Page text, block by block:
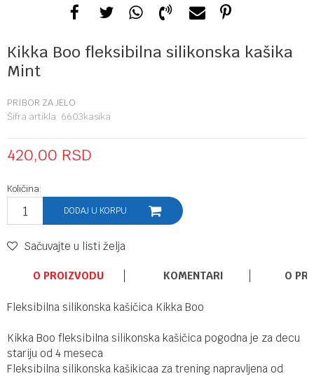
Kikka Boo fleksibilna silikonska kašika
Mint
PRIBOR ZA JELO
Šifra artikla: 6603kasika
420,00 RSD
Količina:
DODAJ U KORPU
Sačuvajte u listi želja
O PROIZVODU KOMENTARI O
Fleksibilna silikonska kašičica Kikka Boo
Kikka Boo fleksibilna silikonska kašičica pogodna je za decu
stariju od 4 meseca
Fleksibilna silikonska kašikicaa za trening napravljena od